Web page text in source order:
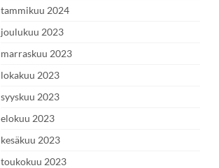
tammikuu 2024
joulukuu 2023
marraskuu 2023
lokakuu 2023
syyskuu 2023
elokuu 2023
kesäkuu 2023
toukokuu 2023